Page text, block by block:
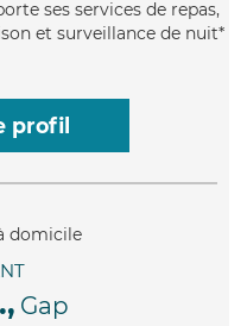
ses services de repas,
et surveillance de nuit*
profil
Gap